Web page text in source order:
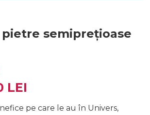
pietre semiprețioase
LEI
pe care le au în Univers,